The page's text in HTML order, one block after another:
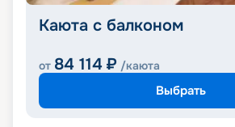
Каюта с балконом
от 84 114 ₽ /каюта
Выбрать